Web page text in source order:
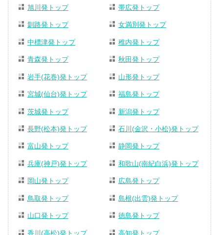
旭川発トップ 帯広発トップ
釧路発トップ 女満別発トップ
中標津発トップ 稚内発トップ
青森発トップ 秋田発トップ
岩手(花巻)発トップ 山形発トップ
宮城(仙台)発トップ 福島発トップ
茨城発トップ 新潟発トップ
長野(松本)発トップ 石川(金沢・小松)発トップ
富山発トップ 静岡発トップ
兵庫(神戸)発トップ 和歌山(南紀白浜)発トップ
岡山発トップ 広島発トップ
鳥取発トップ 島根(出雲)発トップ
山口発トップ 徳島発トップ
香川(高松)発トップ 高知発トップ